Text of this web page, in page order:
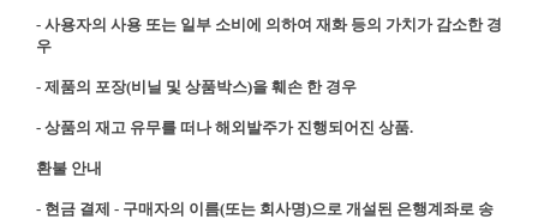
- 사용자의 사용 또는 일부 소비에 의하여 재화 등의 가치가 감소한 경
우
- 제품의 포장(비닐 및 상품박스)을 훼손 한 경우
- 상품의 재고 유무를 떠나 해외발주가 진행되어진 상품.
환불 안내
- 현금 결제 - 구매자의 이름(또는 회사명)으로 개설된 은행계좌로 송